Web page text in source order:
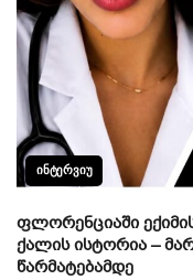
ᲘᲜᲢᲔᲠᲕᲘᲣ
ფლორენციაში
ქალის ისტორია –
წარმატებამდე